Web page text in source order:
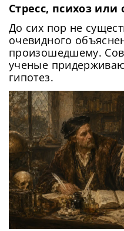
Стресс, психоз или
До сих пор не
очевидного
произошедшему.
ученые
гипотез.